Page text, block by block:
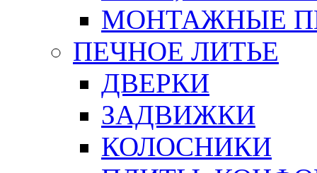
МОНТАЖНЫЕ
ПЕЧНОЕ ЛИТЬЕ
ДВЕРКИ
ЗАДВИЖКИ
КОЛОСНИКИ